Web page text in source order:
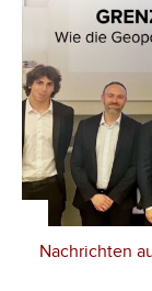
Nachrichten